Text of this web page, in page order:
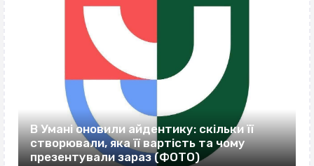
В Умані оновили айдентику: скільки її
створювали, яка її вартість та чому
презентували зараз (ФОТО)